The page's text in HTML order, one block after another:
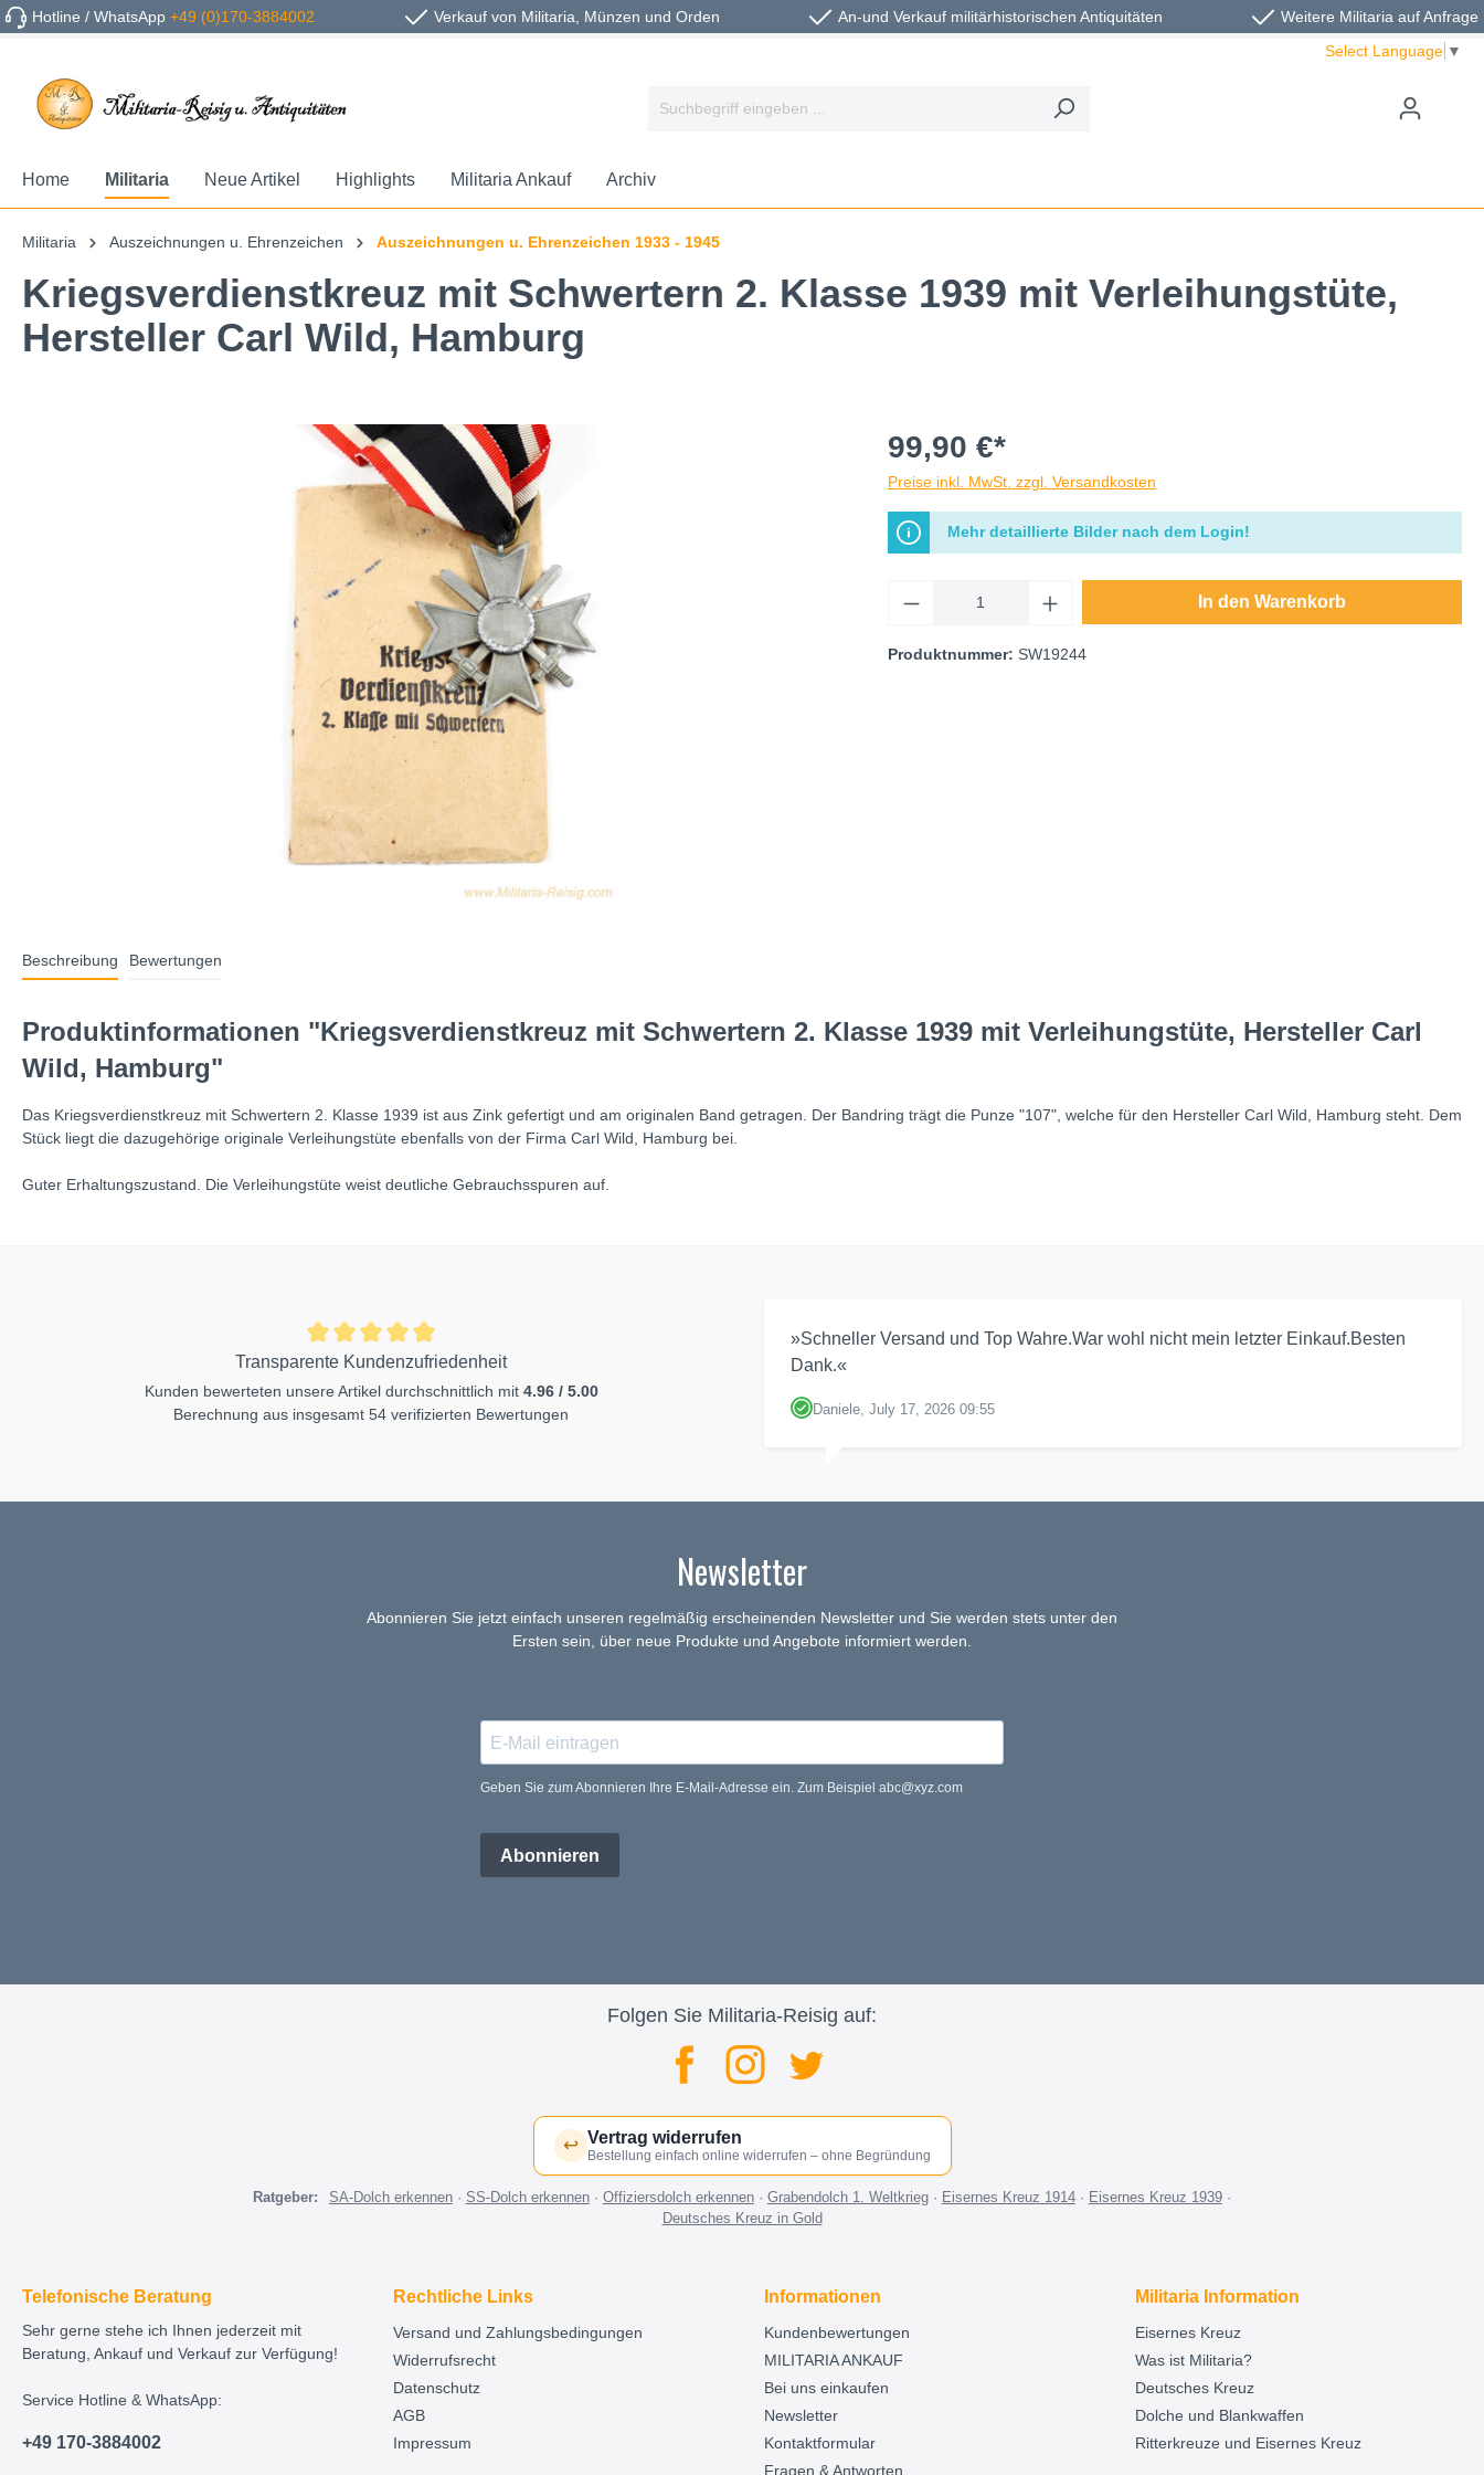
Hotline / WhatsApp+49 (0)170-3884002 Verkauf von Militaria, Münzen und Orden An-und Verkauf militärhistorischen Antiquitäten
Weitere Militaria auf Anfrage
Select Language ▼
Home Militaria Neue Artikel Highlights Militaria Ankauf Archiv
Militaria Auszeichnungen u. Ehrenzeichen Auszeichnungen u. Ehrenzeichen 1933 - 1945
Kriegsverdienstkreuz mit Schwertern 2. Klasse 1939 mit Verleihungstüte,
Hersteller Carl Wild, Hamburg
99,90 €*
Preise inkl. MwSt. zzgl. Versandkosten
Mehr detaillierte Bilder nach dem Login!
In den Warenkorb
Produktnummer: SW19244
Beschreibung Bewertungen
Produktinformationen "Kriegsverdienstkreuz mit Schwertern 2. Klasse 1939 mit Verleihungstüte, Hersteller Carl
Wild, Hamburg"
Das Kriegsverdienstkreuz mit Schwertern 2. Klasse 1939 ist aus Zink gefertigt und am originalen Band getragen. Der Bandring trägt die Punze "107", welche für den Hersteller Carl Wild, Hamburg steht. Dem
Stück liegt die dazugehörige originale Verleihungstüte ebenfalls von der Firma Carl Wild, Hamburg bei.
Guter Erhaltungszustand. Die Verleihungstüte weist deutliche Gebrauchsspuren auf.
Transparente Kundenzufriedenheit
Kunden bewerteten unsere Artikel durchschnittlich mit 4.96 / 5.00
Berechnung aus insgesamt 54 verifizierten Bewertungen
»Schneller Versand und Top Wahre.War wohl nicht mein letzter Einkauf.Besten
Dank.«
Daniele, July 17, 2026 09:55
Newsletter
Abonnieren Sie jetzt einfach unseren regelmäßig erscheinenden Newsletter und Sie werden stets unter den
Ersten sein, über neue Produkte und Angebote informiert werden.
Geben Sie zum Abonnieren Ihre E-Mail-Adresse ein. Zum Beispiel abc@xyz.com
Abonnieren
Folgen Sie Militaria-Reisig auf:
↩ Vertrag widerrufen
Bestellung einfach online widerrufen – ohne Begründung
Ratgeber: SA-Dolch erkennen· SS-Dolch erkennen· Offiziersdolch erkennen· Grabendolch 1. Weltkrieg· Eisernes Kreuz 1914· Eisernes Kreuz 1939·
Deutsches Kreuz in Gold
Telefonische Beratung
Sehr gerne stehe ich Ihnen jederzeit mit
Beratung, Ankauf und Verkauf zur Verfügung!
Service Hotline & WhatsApp:
+49 170-3884002
Rechtliche Links
Versand und Zahlungsbedingungen
Widerrufsrecht
Datenschutz
AGB
Impressum
Informationen
Kundenbewertungen
MILITARIA ANKAUF
Bei uns einkaufen
Newsletter
Kontaktformular
Fragen & Antworten
Militaria Information
Eisernes Kreuz
Was ist Militaria?
Deutsches Kreuz
Dolche und Blankwaffen
Ritterkreuze und Eisernes Kreuz